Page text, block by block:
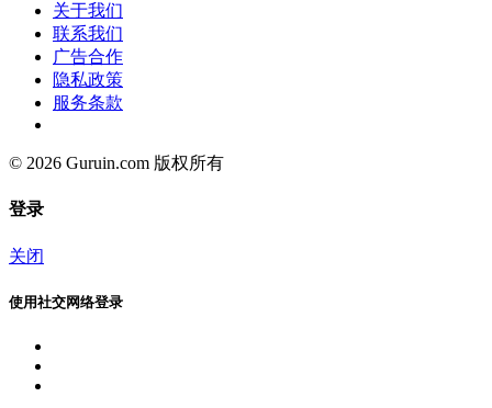
关于我们
联系我们
广告合作
隐私政策
服务条款
© 2026 Guruin.com 版权所有
登录
关闭
使用社交网络登录